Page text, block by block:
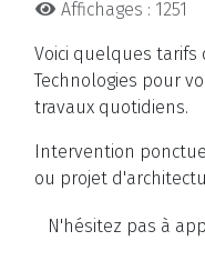
Affichages : 1251
Voici quelques tarifs
Technologies pour
travaux quotidiens.
Intervention
ou projet
N'hésitez pas à